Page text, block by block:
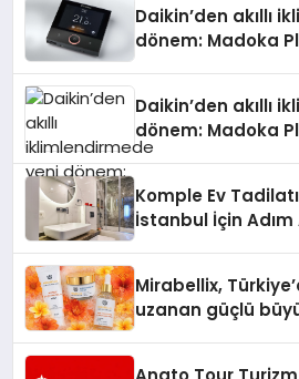
Daikin’den akıllı
dönem: Madoka
Daikin’den akıllı
dönem: Madoka
Komple Ev
İstanbul İçin
Mirabellix,
uzanan güçlü